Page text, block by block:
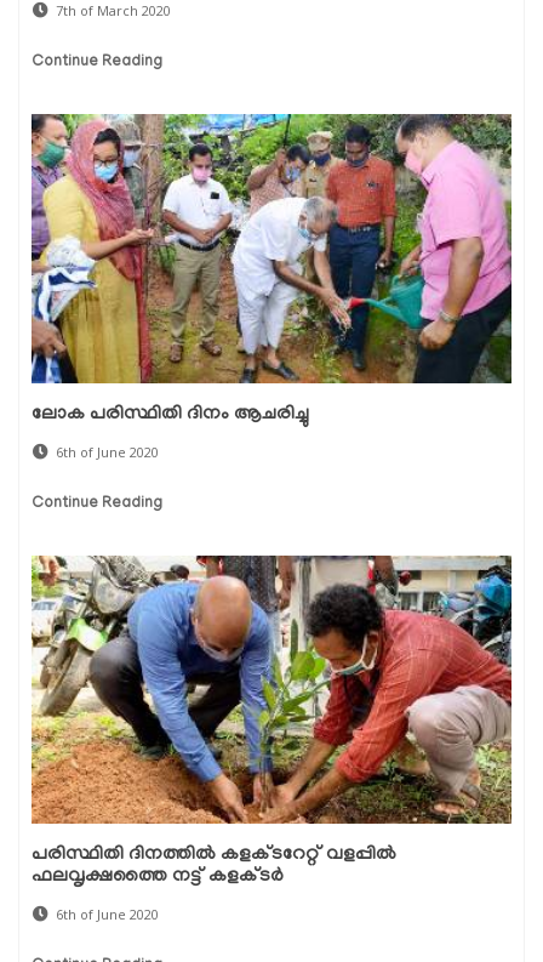
7th of March 2020
Continue Reading
ലോക പരിസ്ഥിതി ദിനം ആചരിച്ചു
6th of June 2020
Continue Reading
പരിസ്ഥിതി ദിനത്തില്‍ കളക്ടറേറ്റ് വളപ്പില്‍
ഫലവൃക്ഷത്തൈ നട്ട് കളക്ടര്‍
6th of June 2020